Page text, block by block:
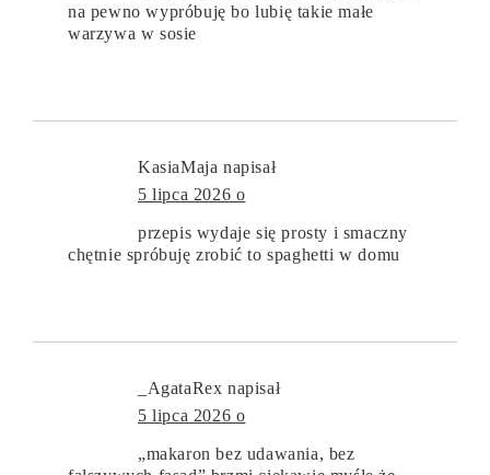
na pewno wypróbuję bo lubię takie małe
warzywa w sosie
KasiaMaja napisał
5 lipca 2026 o
przepis wydaje się prosty i smaczny
chętnie spróbuję zrobić to spaghetti w domu
_AgataRex napisał
5 lipca 2026 o
„makaron bez udawania, bez